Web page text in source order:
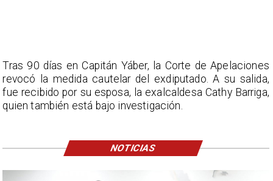
Tras 90 días en Capitán Yáber, la Corte de Apelaciones
revocó la medida cautelar del exdiputado. A su salida,
fue recibido por su esposa, la exalcaldesa Cathy Barriga,
quien también está bajo investigación.
NOTICIAS